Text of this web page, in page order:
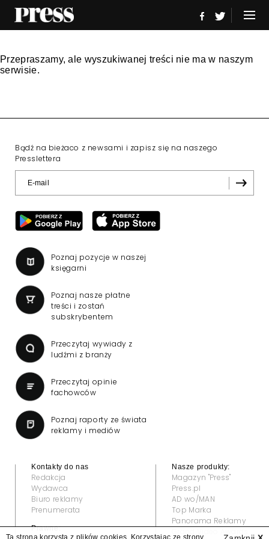
Przepraszamy, ale wyszukiwanej treści nie ma w naszym
serwisie.
Bądź na bieżaco z newsami i zapisz się na naszego
Presslettera
Poznaj pozycje w naszej
księgarni
Poznaj nasze płatne
treści i zostań
subskrybentem
Przeczytaj wywiady z
ludźmi z branży
Przeczytaj opinie
fachowców
Poznaj raporty ze świata
reklamy i mediów
Kontakty do nas
Redakcja
Wydawca
Biuro reklamy
Prenumerata
Prawne:
Nasze produkty:
Magazyn "Press"
Press.pl
AD wo/MAN
Top Marka
Panorama Reklamy
Ta strona korzysta z plików cookies. Korzystając ze strony